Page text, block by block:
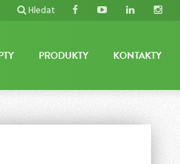
PRODUKTY KONTAKTY
Hledat